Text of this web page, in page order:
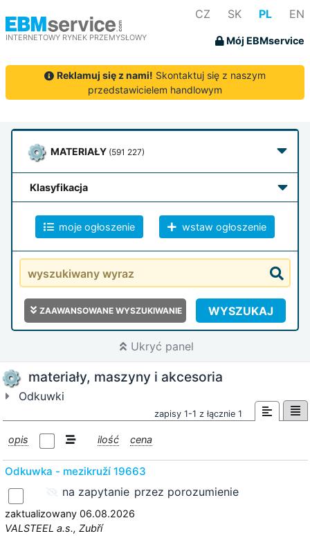
INTERNETOWY RYNEK PRZEMYSŁOWY
CZ SK PL EN
Mój EBMservice
Reklamuj się z nami! Skontaktuj się z naszym
przedstawicielem handlowym
MATERIAŁY (591 227)
klasyfikacja
moje ogłoszenie wstaw ogłoszenie
ZAAWANSOWANE WYSZUKIWANIE WYSZUKAJ
Ukryć panel
materiały, maszyny i akcesoria
Odkuwki
zapisy 1-1 z łącznie 1
opis ilość cena
Odkuwka - mezikruží 19663
na zapytanie przez porozumienie
zaktualizowany 06.08.2026
VALSTEEL a.s., Zubří